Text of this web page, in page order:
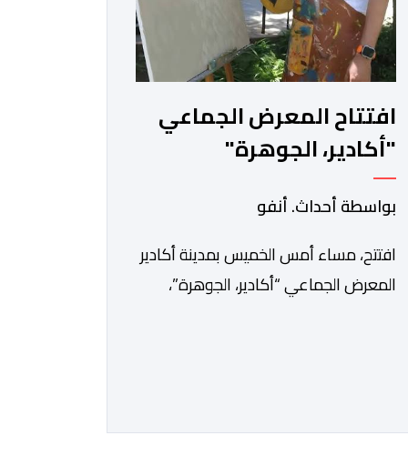
افتتاح المعرض الجماعي
"أكادير، الجوهرة"
بواسطة أحداث. أنفو
افتتح، مساء أمس الخميس بمدينة أكادير
المعرض الجماعي “أكادير، الجوهرة”،
الذي يطمح إلى أن يصبح فضاء دائما